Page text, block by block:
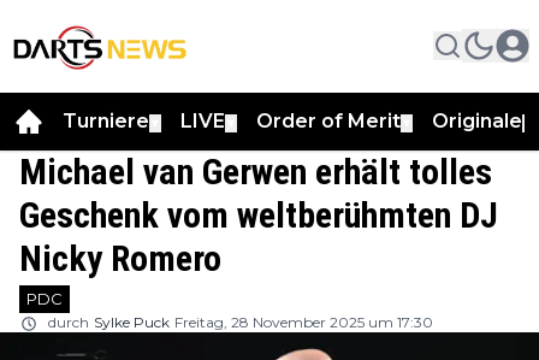
Turniere LIVE Order of Merit Originale
Michael van Gerwen erhält tolles
Geschenk vom weltberühmten DJ
Nicky Romero
PDC
durch Sylke Puck Freitag, 28 November 2025 um 17:30